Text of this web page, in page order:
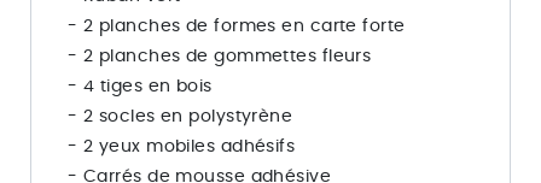
- 2 planches de formes en carte forte
- 2 planches de gommettes fleurs
- 4 tiges en bois
- 2 socles en polystyrène
- 2 yeux mobiles adhésifs
- Carrés de mousse adhésive